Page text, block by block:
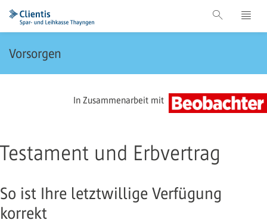
Vorsorgen
In Zusammenarbeit mit
Testament und Erbvertrag
So ist Ihre letztwillige Verfügung
korrekt